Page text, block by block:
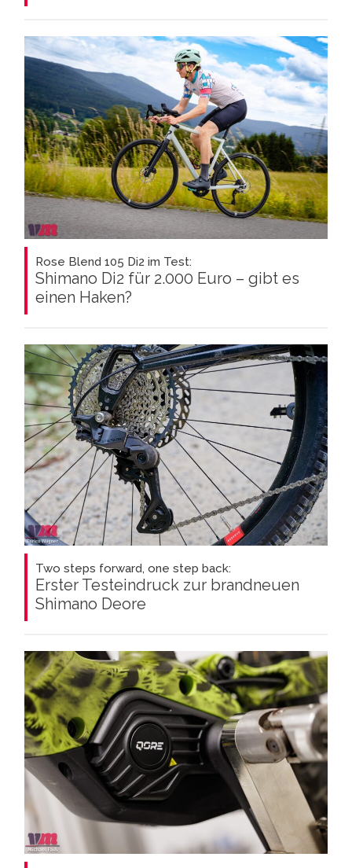
Rose Blend 105 Di2 im Test:
Shimano Di2 für 2.000 Euro – gibt es
einen Haken?
Two steps forward, one step back:
Erster Testeindruck zur brandneuen
Shimano Deore